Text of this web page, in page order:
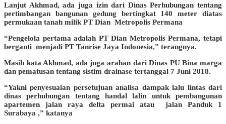
Lanjut Akhmad, ada juga izin dari Dinas Perhubungan tentang
pertimbangan bangunan gedung bertingkat 140 meter diatas
permukaan tanah milik PT Dian Metropolis Permana
“Pengelola pertama adalah PT Dian Metropolis Permana, tetapi
berganti menjadi PT Tanrise Jaya Indonesia,” terangnya.
Masih kata Akhmad, ada juga arahan dari Dinas PU Bina marga
dan pematusan tentang sistim drainase tertanggal 7 Juni 2018.
“Yakni penyesuaian persetujuan analisa dampak lalu lintas dari
dinas perhubungan tentang handal lalin untuk pembangunan
apartemen jalan raya delta permai atau jalan Panduk 1
Surabaya ,” katanya